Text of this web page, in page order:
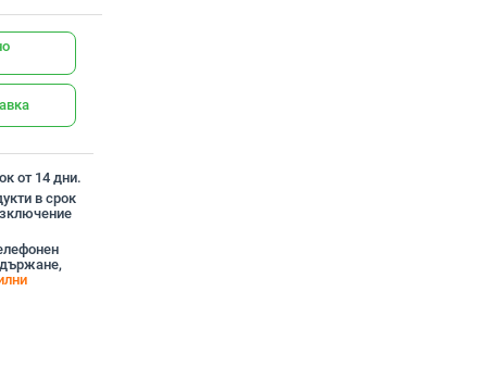
от 14 дни.
в срок